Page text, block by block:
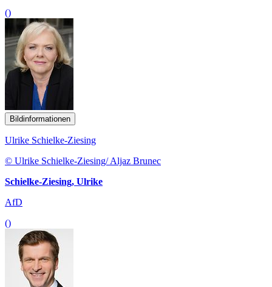
()
Bildinformationen
Ulrike Schielke-Ziesing
© Ulrike Schielke-Ziesing/ Aljaz Brunec
Schielke-Ziesing, Ulrike
AfD
()